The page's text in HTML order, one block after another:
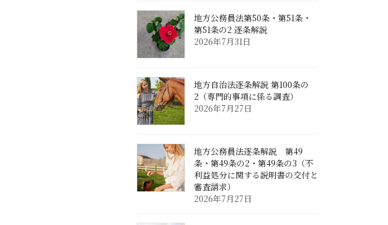
地方公務員法第50条・第51条・
第51条の2 逐条解説
2026年7月31日
地方自治法逐条解説 第100条の
2（専門的事項に係る調査）
2026年7月27日
地方公務員法逐条解説 第49
条・第49条の2・第49条の3（不
利益処分に関する説明書の交付と
審査請求）
2026年7月27日